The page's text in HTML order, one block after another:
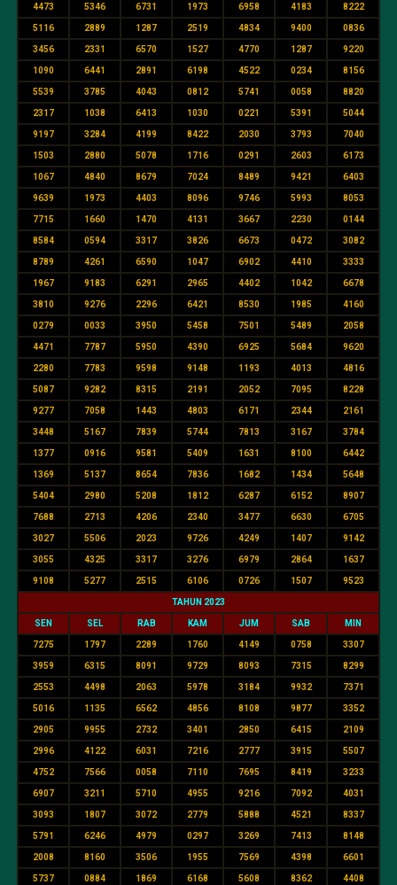
4473 5346 6731 1973 6958 4183 8222
5116 2889 1287 2519 4834 9400 0836
3456 2331 6570 1527 4770 1287 9220
1090 6441 2891 6198 4522 0234 8156
5539 3785 4043 0812 5741 0058 8820
2317 1038 6413 1030 0221 5391 5044
9197 3284 4199 8422 2030 3793 7040
1503 2880 5078 1716 0291 2603 6173
1067 4840 8679 7024 8489 9421 6403
9639 1973 4403 8096 9746 5993 8053
7715 1660 1470 4131 3667 2230 0144
8584 0594 3317 3826 6673 0472 3082
8789 4261 6590 1047 6902 4410 3333
1967 9183 6291 2965 4402 1042 6678
3810 9276 2296 6421 8530 1985 4160
0279 0033 3950 5458 7501 5489 2058
4471 7787 5950 4390 6925 5684 9620
2280 7783 9598 9148 1193 4013 4816
5087 9282 8315 2191 2052 7095 8228
9277 7058 1443 4803 6171 2344 2161
3448 5167 7839 5744 7813 3167 3784
1377 0916 9581 5409 1631 8100 6442
1369 5137 8654 7836 1682 1434 5648
5404 2980 5208 1812 6287 6152 8907
7688 2713 4206 2340 3477 6630 6705
3027 5506 2023 9726 4249 1407 9142
3055 4325 3317 3276 6979 2864 1637
9108 5277 2515 6106 0726 1507 9523
TAHUN 2023
SEN SEL RAB KAM JUM SAB MIN
7275 1797 2289 1760 4149 0758 3307
3959 6315 8091 9729 8093 7315 8299
2553 4498 2063 5978 3184 9932 7371
5016 1135 6562 4856 8108 9877 3352
2905 9955 2732 3401 2850 6415 2109
2996 4122 6031 7216 2777 3915 5507
4752 7566 0058 7110 7695 8419 3233
6907 3211 5710 4955 9216 7092 4031
3093 1807 3072 2779 5888 4521 8337
5791 6246 4979 0297 3269 7413 8148
2008 8160 3506 1955 7569 4398 6601
5737 0884 1869 6168 5608 8362 4408